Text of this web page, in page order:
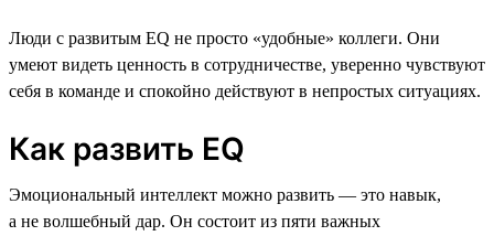
Люди с развитым EQ не просто «удобные» коллеги. Они
умеют видеть ценность в сотрудничестве, уверенно чувствуют
себя в команде и спокойно действуют в непростых ситуациях.
Как развить EQ
Эмоциональный интеллект можно развить — это навык,
а не волшебный дар. Он состоит из пяти важных